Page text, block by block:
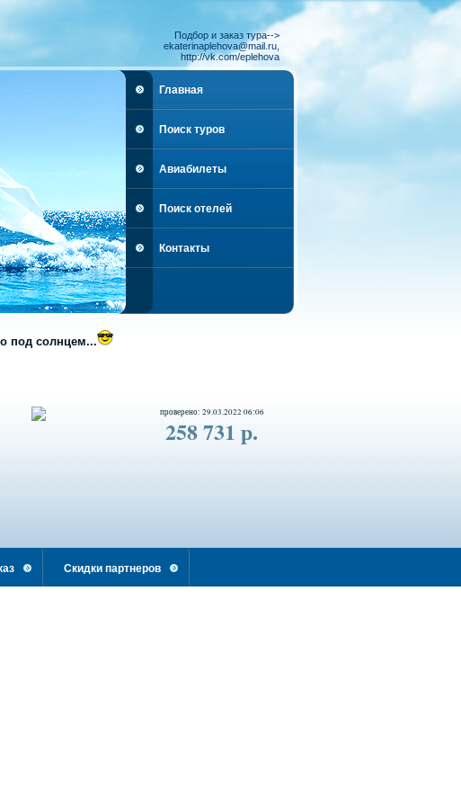
Подбор и заказ тура-->
ekaterinaplehova@mail.ru,
http://vk.com/eplehova
Главная
Поиск туров
Авиабилеты
Поиск отелей
Контакты
под солнцем...
проверено: 29.03.2022 06:06
258 731 р.
Скидки партнеров